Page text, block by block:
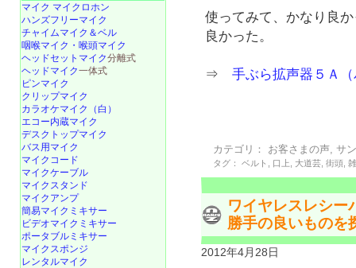
使ってみて、かなり良
良かった。
⇒手ぶら拡声器５Ａ
カテゴリ： お客さまの声 ,サ
タグ： ベルト 口上 大道芸 ,街頭 ,
ワイヤレスレシー
勝手の良いものを
2012年4月28日
マイク マイクロホン
ハンズフリーマイク
チャイムマイク＆ベル
咽喉マイク・喉頭マイク
ヘッドセットマイク分離式
ヘッドマイク一体式
ピンマイク
クリップマイク
カラオケマイク（白）
エコー内蔵マイク
デスクトップマイク
バス用マイク
マイクコード
マイクケーブル
マイクスタンド
マイクアンプ
簡易マイクミキサー
ビデオマイクミキサー
ポータブルミキサー
マイクスポンジ
レンタルマイク